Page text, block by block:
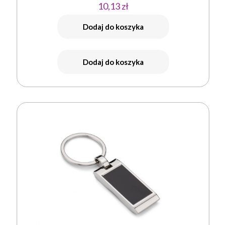
10,13zł
Dodaj do koszyka
Dodaj do koszyka